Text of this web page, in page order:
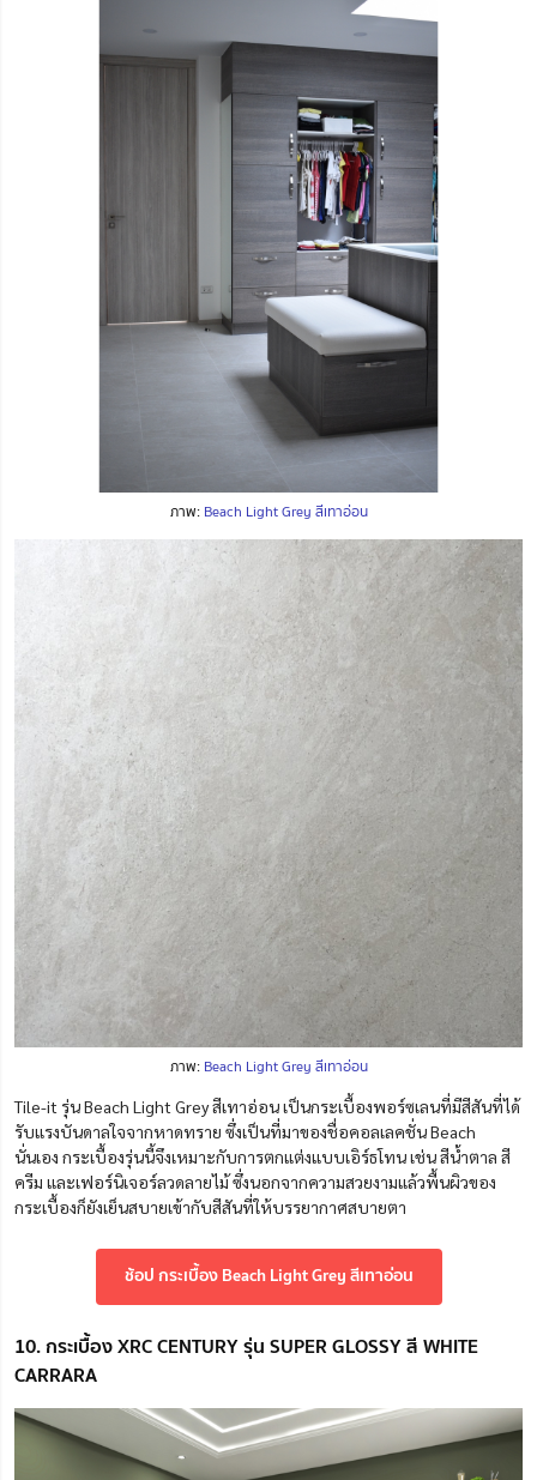
ภาพ: Beach Light Grey สีเทาอ่อน
ภาพ: Beach Light Grey สีเทาอ่อน
Tile-it รุ่น Beach Light Grey สีเทาอ่อน เป็นกระเบื้องพอร์ซเลนที่มีสีสันที่ได้
รับแรงบันดาลใจจากหาดทราย ซึ่งเป็นที่มาของชื่อคอลเลคชั่น Beach
นั่นเอง กระเบื้องรุ่นนี้จึงเหมาะกับการตกแต่งแบบเอิร์ธโทน เช่น สีน้ำตาล สี
ครีม และเฟอร์นิเจอร์ลวดลายไม้ ซึ่งนอกจากความสวยงามแล้วพื้นผิวของ
กระเบื้องก็ยังเย็นสบายเข้ากับสีสันที่ให้บรรยากาศสบายตา
ช้อป กระเบื้อง Beach Light Grey สีเทาอ่อน
10. กระเบื้อง XRC CENTURY รุ่น SUPER GLOSSY สี WHITE
CARRARA